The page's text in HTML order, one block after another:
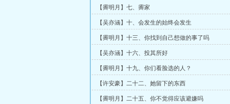
物？【霽明月】七、霽家
【吴亦涵】十、会发生的始终会发生
【霽明月】十三、你找到自己想做的事了吗
【吴亦涵】十六、投其所好
【霽明月】十九、你们看脸选的人？
【许安豪】二十二、她留下的东西
【霽明月】二十五、你不觉得应该避嫌吗